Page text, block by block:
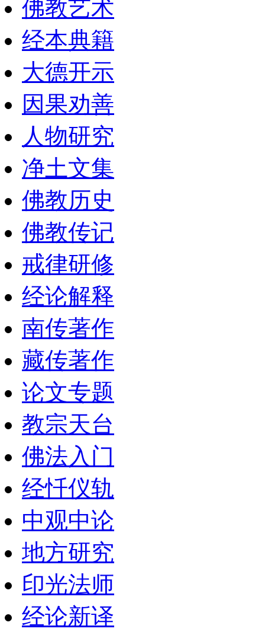
佛教艺术
经本典籍
大德开示
因果劝善
人物研究
净土文集
佛教历史
佛教传记
戒律研修
经论解释
南传著作
藏传著作
论文专题
教宗天台
佛法入门
经忏仪轨
中观中论
地方研究
印光法师
经论新译